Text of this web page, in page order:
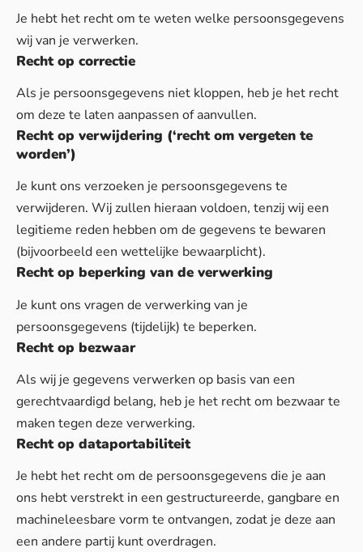
Je hebt het recht om te weten welke persoonsgegevens
wij van je verwerken.
Recht op correctie
Als je persoonsgegevens niet kloppen, heb je het recht
om deze te laten aanpassen of aanvullen.
Recht op verwijdering (‘recht om vergeten te
worden’)
Je kunt ons verzoeken je persoonsgegevens te
verwijderen. Wij zullen hieraan voldoen, tenzij wij een
legitieme reden hebben om de gegevens te bewaren
(bijvoorbeeld een wettelijke bewaarplicht).
Recht op beperking van de verwerking
Je kunt ons vragen de verwerking van je
persoonsgegevens (tijdelijk) te beperken.
Recht op bezwaar
Als wij je gegevens verwerken op basis van een
gerechtvaardigd belang, heb je het recht om bezwaar te
maken tegen deze verwerking.
Recht op dataportabiliteit
Je hebt het recht om de persoonsgegevens die je aan
ons hebt verstrekt in een gestructureerde, gangbare en
machineleesbare vorm te ontvangen, zodat je deze aan
een andere partij kunt overdragen.